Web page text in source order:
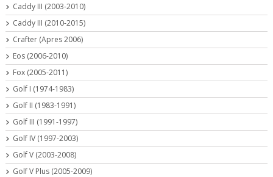
Caddy III (2003-2010)
Caddy III (2010-2015)
Crafter (Apres 2006)
Eos (2006-2010)
Fox (2005-2011)
Golf I (1974-1983)
Golf II (1983-1991)
Golf III (1991-1997)
Golf IV (1997-2003)
Golf V (2003-2008)
Golf V Plus (2005-2009)